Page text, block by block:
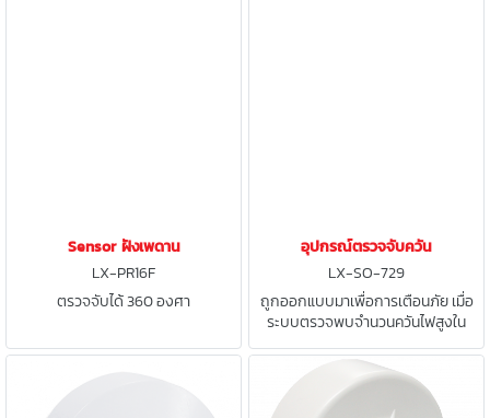
Sensor ฝังเพดาน
LX-PR16F
ตรวจจับได้ 360 องศา
อุปกรณ์ตรวจจับควัน
LX-SO-729
ถูกออกแบบมาเพื่อการเตือนภัย เมื่อ
ระบบตรวจพบจำนวนควันไฟสูงใน
อากาศ แต่ไม่สามารถตรวจจับ ก๊าซ
ความร้อน หรือเปลวไฟได้